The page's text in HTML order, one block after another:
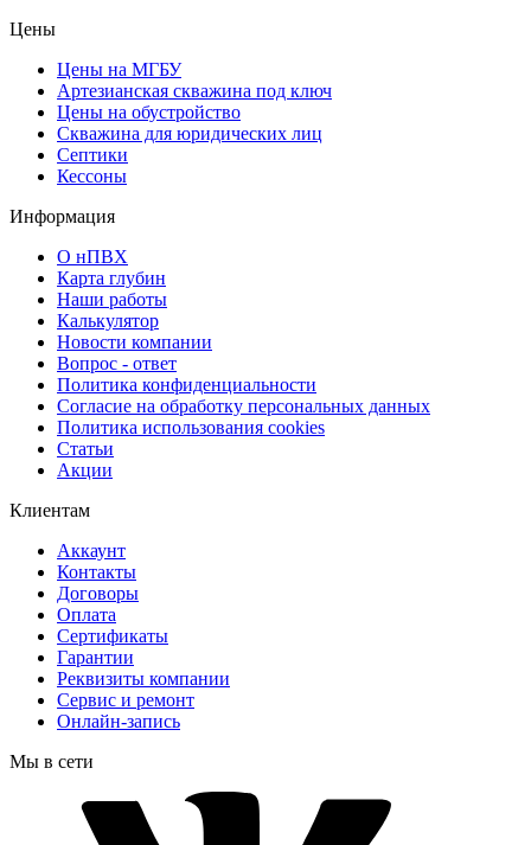
Цены
Цены на МГБУ
Артезианская скважина под ключ
Цены на обустройство
Скважина для юридических лиц
Септики
Кессоны
Информация
О нПВХ
Карта глубин
Наши работы
Калькулятор
Новости компании
Вопрос - ответ
Политика конфиденциальности
Согласие на обработку персональных данных
Политика использования cookies
Статьи
Акции
Клиентам
Аккаунт
Контакты
Договоры
Оплата
Сертификаты
Гарантии
Реквизиты компании
Сервис и ремонт
Онлайн-запись
Мы в сети